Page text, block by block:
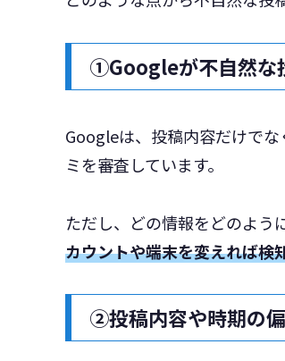
①Googleが不自然な
Googleは、投稿内容だけで
ミを審査しています。
ただし、どの情報をどのよう
カウントや端末を変えれば検
②投稿内容や時期の